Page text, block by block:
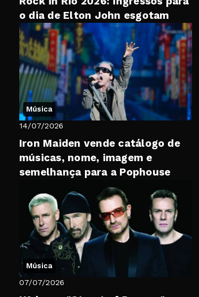
o dia de Elton John esgotam
Música
14/07/2026
Iron Maiden vende catálogo de
músicas, nome, imagem e
semelhança para a Pophouse
Música
07/07/2026